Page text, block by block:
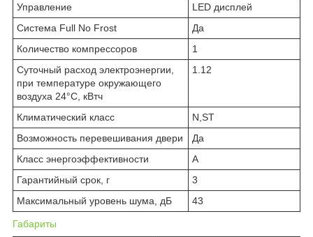
Управление
LED дисплей
Система Full No Frost
Да
Количество компрессоров
1
Суточный расход электроэнергии,
при температуре окружающего
воздуха 24°C, кВтч
1.12
Климатический класс
N,ST
Возможность перевешивания двери
Да
Класс энергоэффективности
A
Гарантийный срок, г
3
Максимальный уровень шума, дБ
43
Габариты